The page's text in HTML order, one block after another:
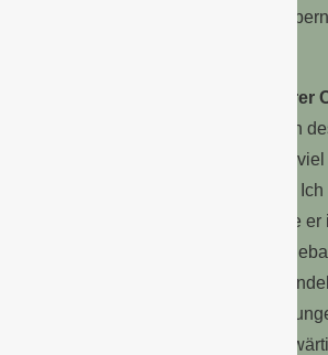
jeweils im richtigen Alter, die jetzt
Robert Grieshofer, Geschäftsführer
„Ich bedanke mich für das Vertrauen
Johannes Schuller hat unglaublich
geleistet, ihm gebührt großer Dank.
Arbeit an die Erfolge anknüpfen, die
erreicht hat. Es geht darum, die
voranzubringen, sowohl im
Einzelhandel. Ich kenne die
Gesellschafter sehr gut. Die